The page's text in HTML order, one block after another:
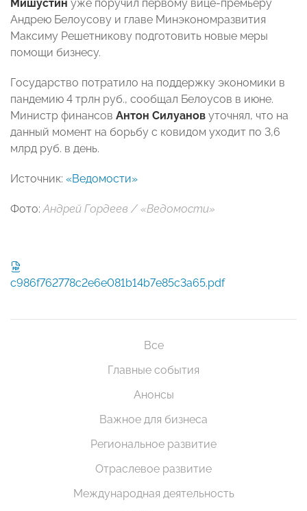
Мишустин уже поручил первому вице-премьеру
Андрею Белоусову и главе Минэкономразвития
Максиму Решетникову подготовить новые меры
помощи бизнесу.
Государство потратило на поддержку экономики в
пандемию 4 трлн руб., сообщал Белоусов в июне.
Министр финансов Антон Силуанов уточнял, что на
данный момент на борьбу с ковидом уходит по 3,6
млрд руб. в день.
Источник: «Ведомости»
Фото:Андрей Гордеев / «Ведомости»
c986f762778c2e6e081b14b7e85c3a65.pdf
Все
Главные события
Анонсы
Важное для бизнеса
Региональное развитие
Отраслевое развитие
Международная деятельность